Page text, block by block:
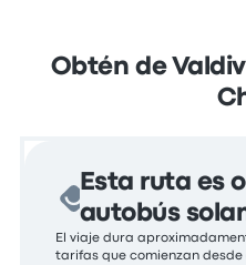
Obtén de
Esta ruta es
autobús
El viaje dura
tarifas que comienzan desde